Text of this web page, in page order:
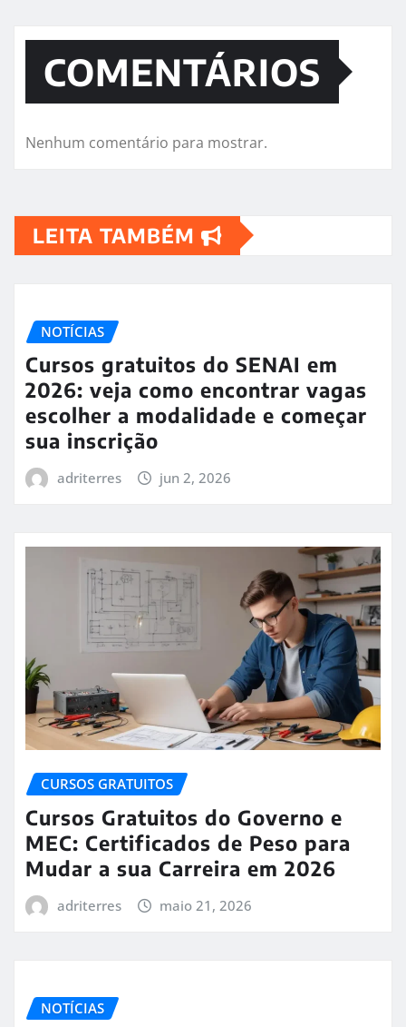
COMENTÁRIOS
Nenhum comentário para mostrar.
LEITA TAMBÉM
NOTÍCIAS
Cursos gratuitos do SENAI em
2026: veja como encontrar vagas
escolher a modalidade e começar
sua inscrição
adriterres jun 2, 2026
CURSOS GRATUITOS
Cursos Gratuitos do Governo e
MEC: Certificados de Peso para
Mudar a sua Carreira em 2026
adriterres maio 21, 2026
NOTÍCIAS